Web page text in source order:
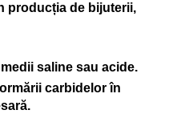
producția de bijuterii,
saline sau acide.
carbidelor în